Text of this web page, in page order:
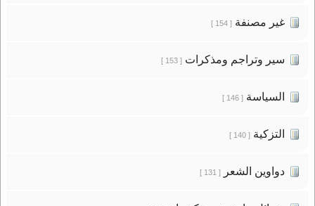
غير مصنفة[ 154 ]
سير وتراجم ومذكرات[ 153 ]
السياسة[ 146 ]
التزكية[ 140 ]
دواوين الشعر[ 131 ]